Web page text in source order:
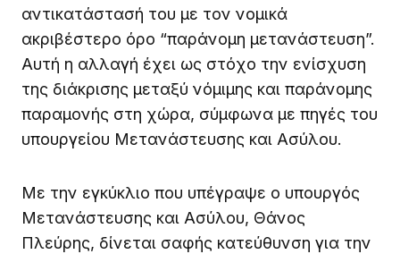
αντικατάστασή του με τον νομικά
ακριβέστερο όρο “παράνομη μετανάστευση”.
Αυτή η αλλαγή έχει ως στόχο την ενίσχυση
της διάκρισης μεταξύ νόμιμης και παράνομης
παραμονής στη χώρα, σύμφωνα με πηγές του
υπουργείου Μετανάστευσης και Ασύλου.
Με την εγκύκλιο που υπέγραψε ο υπουργός
Μετανάστευσης και Ασύλου, Θάνος
Πλεύρης, δίνεται σαφής κατεύθυνση για την